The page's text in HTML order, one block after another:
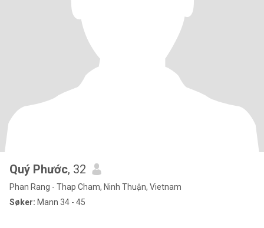
Quý Phước, 32
Phan Rang - Thap Cham, Ninh Thuận, Vietnam
Søker: Mann 34 - 45